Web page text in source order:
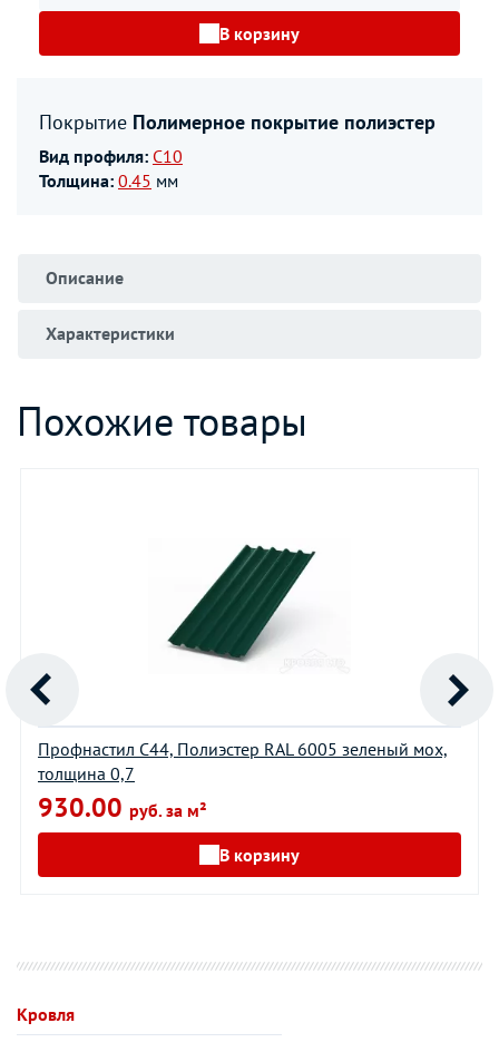
В корзину
Покрытие Полимерное покрытие полиэстер
Вид профиля: С10
Толщина: 0.45 мм
Описание
Характеристики
Похожие товары
Профнастил С44, Полиэстер RAL 6005 зеленый мох,
толщина 0,7
930.00 руб. за м²
В корзину
Кровля